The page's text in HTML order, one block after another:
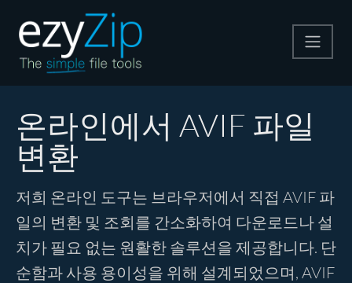
압축 해제
변환
기타 도구
온라인에서 AVIF 파일
변환
저희 온라인 도구는 브라우저에서 직접 AVIF 파
일의 변환 및 조회를 간소화하여 다운로드나 설
치가 필요 없는 원활한 솔루션을 제공합니다. 단
순함과 사용 용이성을 위해 설계되었으며, AVIF